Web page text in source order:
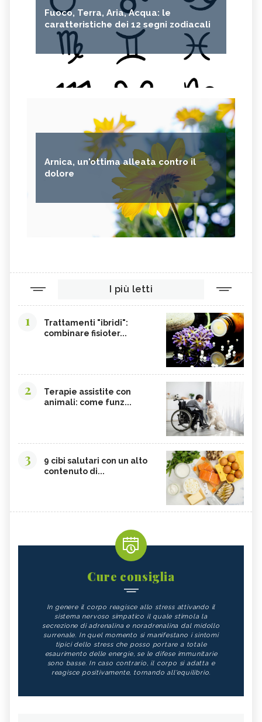
Fuoco, Terra, Aria, Acqua: le
caratteristiche dei 12 segni zodiacali
Arnica, un'ottima alleata contro il
dolore
I più letti
1
Trattamenti "ibridi":
combinare fisioter...
2
Terapie assistite con
animali: come funz...
3
9 cibi salutari con un alto
contenuto di...
Cure consiglia
In genere il corpo reagisce allo stress attivando il
sistema nervoso simpatico il quale stimola la
secrezione di adrenalina e noradrenalina dal midollo
surrenale. In quel momento si manifestano i sintomi
tipici dello stress che posso portare a totale
esaurimento delle energie, se le difese immunitarie
sono basse. In caso contrario, il corpo si adatta e
reagisce positivamente, tornando all'equilibrio.